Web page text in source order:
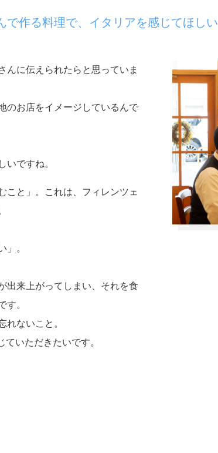
で作る料理で、イタリアを感じてほしい
んに伝えられたらと思っていま
のお店をイメージしているんで
いですね。
こと」。これは、フィレンツェ
」。
出来上がってしまい、それを食
す。
れないこと。
いただきたいです。